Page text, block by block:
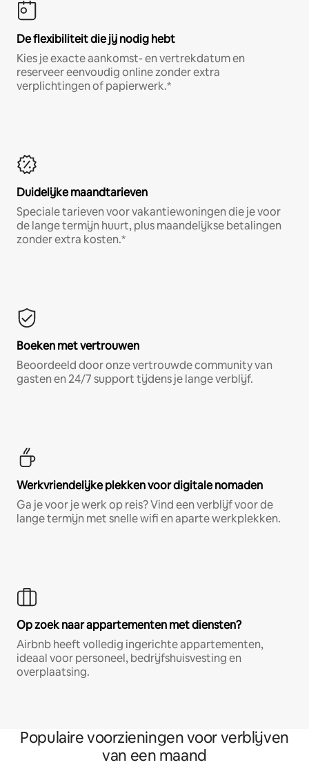
De flexibiliteit die jij nodig hebt
Kies je exacte aankomst- en vertrekdatum en
reserveer eenvoudig online zonder extra
verplichtingen of papierwerk.*
Duidelijke maandtarieven
Speciale tarieven voor vakantiewoningen die je voor
de lange termijn huurt, plus maandelijkse betalingen
zonder extra kosten.*
Boeken met vertrouwen
Beoordeeld door onze vertrouwde community van
gasten en 24/7 support tijdens je lange verblijf.
Werkvriendelijke plekken voor digitale nomaden
Ga je voor je werk op reis? Vind een verblijf voor de
lange termijn met snelle wifi en aparte werkplekken.
Op zoek naar appartementen met diensten?
Airbnb heeft volledig ingerichte appartementen,
ideaal voor personeel, bedrijfshuisvesting en
overplaatsing.
Populaire voorzieningen voor verblijven
van een maand